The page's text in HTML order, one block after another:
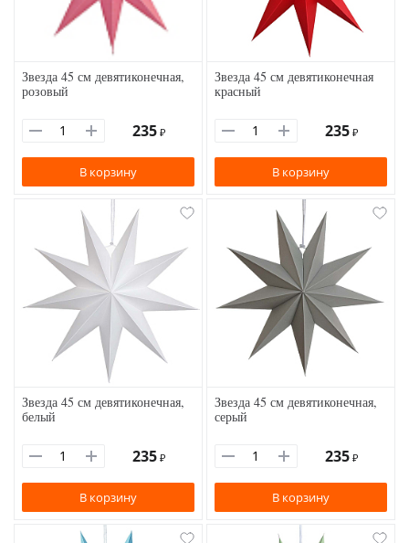
Звезда 45 см девятиконечная,
розовый
235 ₽
В корзину
Звезда 45 см девятиконечная
красный
235 ₽
В корзину
Звезда 45 см девятиконечная,
белый
235 ₽
В корзину
Звезда 45 см девятиконечная,
серый
235 ₽
В корзину